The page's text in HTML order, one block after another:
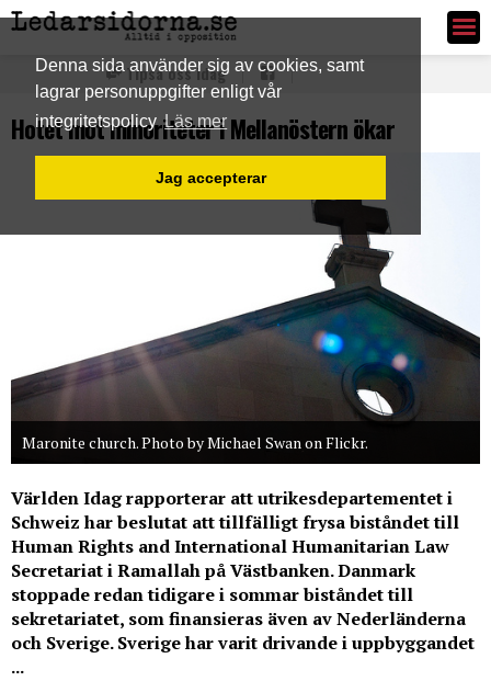
Denna sida använder sig av cookies, samt
lagrar personuppgifter enligt vår
integritetspolicyLäs mer
Jag accepterar
Ledarsidorna.se
Tipsa oss idag
Hotet mot minoriteter i Mellanöstern ökar
Maronite church. Photo by Michael Swan on Flickr.
Världen Idag rapporterar att utrikesdepartementet i
Schweiz har beslutat att tillfälligt frysa biståndet till
Human Rights and International Humanitarian Law
Secretariat i Ramallah på Västbanken. Danmark
stoppade redan tidigare i sommar biståndet till
sekretariatet, som finansieras även av Nederländerna
och Sverige. Sverige har varit drivande i uppbyggandet
...